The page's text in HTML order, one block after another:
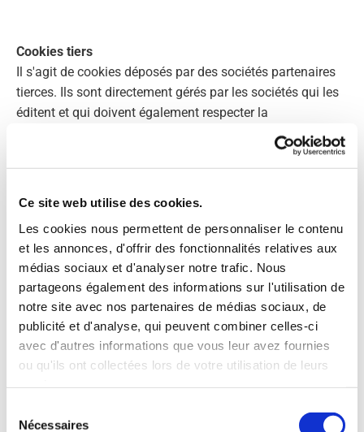
Ce site web utilise des cookies.
Les cookies nous permettent de personnaliser le contenu
et les annonces, d'offrir des fonctionnalités relatives aux
médias sociaux et d'analyser notre trafic. Nous
partageons également des informations sur l'utilisation de
notre site avec nos partenaires de médias sociaux, de
publicité et d'analyse, qui peuvent combiner celles-ci
avec d'autres informations que vous leur avez fournies
ou qu'ils ont collectées lors de votre utilisation de leurs
Nécessaires
Cookies tiers
Il s'agit de cookies déposés par des sociétés partenaires
tierces. Ils sont directement gérés par les sociétés qui les
éditent et qui doivent également respecter la
des données statistiques sur la façon dont le visiteur
utilise le site internet.
Durée : 1 an.
Fournisseur : Google.
But : Enregistrer un identifiant unique utilisé pour générer
utilise le site internet.